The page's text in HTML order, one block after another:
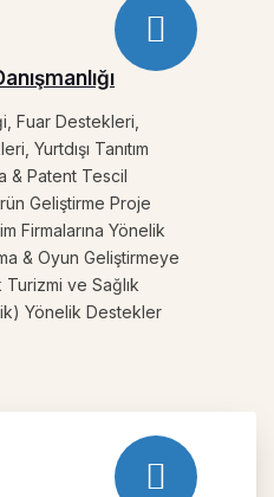
Fuar Destekleri,
Yurtdışı Tanıtım
& Patent Tescil
Geliştirme Proje
Firmalarına Yönelik
& Oyun Geliştirmeye
ve Sağlık
Yönelik Destekler